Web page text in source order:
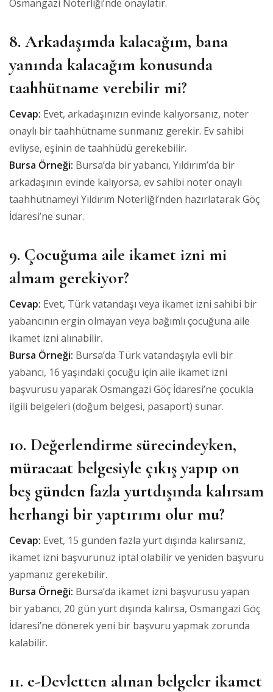
Osmangazi Noterliği’nde onaylatır.
8. Arkadaşımda kalacağım, bana
yanında kalacağım konusunda
taahhütname verebilir mi?
Cevap: Evet, arkadaşınızın evinde kalıyorsanız, noter
onaylı bir taahhütname sunmanız gerekir. Ev sahibi
evliyse, eşinin de taahhüdü gerekebilir.
Bursa Örneği: Bursa’da bir yabancı, Yıldırım’da bir
arkadaşının evinde kalıyorsa, ev sahibi noter onaylı
taahhütnameyi Yıldırım Noterliği’nden hazırlatarak Göç
İdaresi’ne sunar.
9. Çocuğuma aile ikamet izni mi
almam gerekiyor?
Cevap: Evet, Türk vatandaşı veya ikamet izni sahibi bir
yabancının ergin olmayan veya bağımlı çocuğuna aile
ikamet izni alınabilir.
Bursa Örneği: Bursa’da Türk vatandaşıyla evli bir
yabancı, 16 yaşındaki çocuğu için aile ikamet izni
başvurusu yaparak Osmangazi Göç İdaresi’ne çocukla
ilgili belgeleri (doğum belgesi, pasaport) sunar.
10. Değerlendirme sürecindeyken,
müracaat belgesiyle çıkış yapıp on
beş günden fazla yurtdışında kalırsam
herhangi bir yaptırımı olur mu?
Cevap: Evet, 15 günden fazla yurt dışında kalırsanız,
ikamet izni başvurunuz iptal olabilir ve yeniden başvuru
yapmanız gerekebilir.
Bursa Örneği: Bursa’da ikamet izni başvurusu yapan
bir yabancı, 20 gün yurt dışında kalırsa, Osmangazi Göç
İdaresi’ne dönerek yeni bir başvuru yapmak zorunda
kalabilir.
11. e-Devletten alınan belgeler ikamet